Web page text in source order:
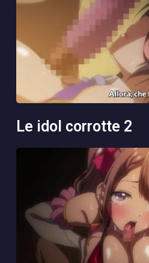
le idol corrotte 2